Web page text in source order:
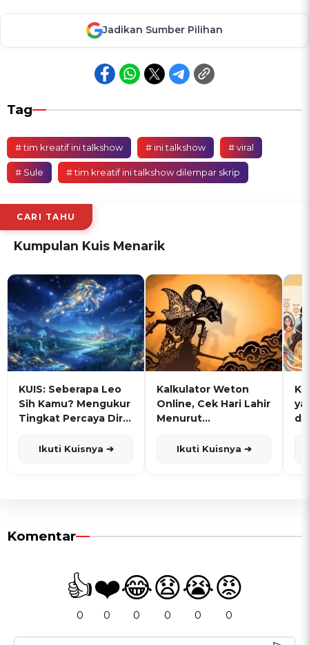
Jadikan Sumber Pilihan
Tag
# tim kreatif ini talkshow # ini talkshow # viral
# Sule # tim kreatif ini talkshow dilempar skrip
CARI TAHU
Kumpulan Kuis Menarik
KUIS: Seberapa Leo
Sih Kamu? Mengukur
Tingkat Percaya Diri
Ikuti Kuisnya ➔
Kalkulator Weton
Online, Cek Hari Lahir
Menurut
Ikuti Kuisnya ➔
Komentar
👍
0
❤️
0
😂
0
😧
0
😭
0
😡
0